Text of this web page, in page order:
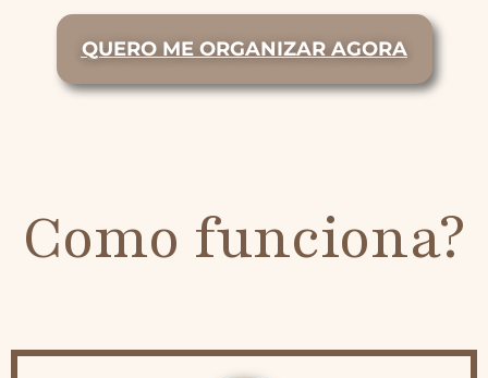
QUERO ME ORGANIZAR AGORA
Como funciona?